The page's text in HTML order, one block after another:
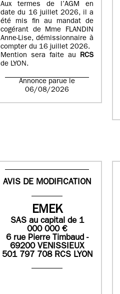
Aux termes de l’AGM en
date du 16 juillet 2026, il a
été mis fin au mandat de
cogérant de Mme FLANDIN
Anne-Lise, démissionnaire à
compter du 16 juillet 2026.
Mention sera faite au RCS
de LYON.
Annonce parue le
06/08/2026
AVIS DE MODIFICATION
EMEK
SASau capital de 1
000 000€
6 rue Pierre Timbaud -
69200 VENISSIEUX
501 797 708 RCS LYON